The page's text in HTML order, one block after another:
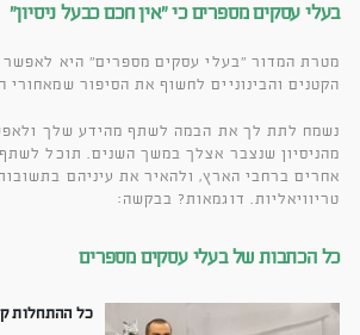
בעלי עסקים מספרים כי "אין חכם כבעל ניסיון"
מטרת המדור "בעלי עסקים מספרים" היא
הקטנים והבינוניים לחשוף את הסיפור שמאחורי
נשמח לתת לך את הבמה לשתף מהידע שלך
מהניסיון שנצבר אצלך במשך השנים. תוכל
אחרים ברחבי הארץ, ולהאיר את עיניהם
טריוויאליות. דוגמאות? בבקשה:
כל הכתבות של בעלי עסקים מספרים
כל ההתחלות